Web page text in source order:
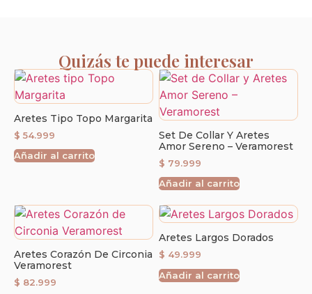
Quizás te puede interesar
Aretes Tipo Topo Margarita
$ 54.999
Añadir al carrito
Set De Collar Y Aretes
Amor Sereno – Veramorest
$ 79.999
Añadir al carrito
Aretes Corazón De Circonia
Veramorest
$ 82.999
Aretes Largos Dorados
$ 49.999
Añadir al carrito